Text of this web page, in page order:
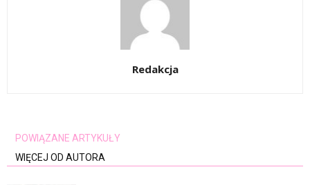
Redakcja
POWIĄZANE ARTYKUŁY
WIĘCEJ OD AUTORA